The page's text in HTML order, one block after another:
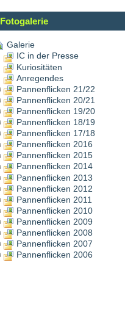
Fotogalerie
Galerie
IC in der Presse
Kuriositäten
Anregendes
Pannenflicken 21/22
Pannenflicken 20/21
Pannenflicken 19/20
Pannenflicken 18/19
Pannenflicken 17/18
Pannenflicken 2016
Pannenflicken 2015
Pannenflicken 2014
Pannenflicken 2013
Pannenflicken 2012
Pannenflicken 2011
Pannenflicken 2010
Pannenflicken 2009
Pannenflicken 2008
Pannenflicken 2007
Pannenflicken 2006